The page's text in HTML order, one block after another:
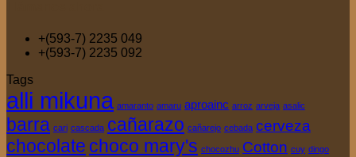
+(593-7) 2235 049
+(593-7) 2235 092
Tags
alli mikuna amaranto amaru aproainc arroz arveja asalic
barra cari cascada cañarazo cañarejo cebada cerveza
chocolate choco mary's chocozhu Cotton cuy dingo